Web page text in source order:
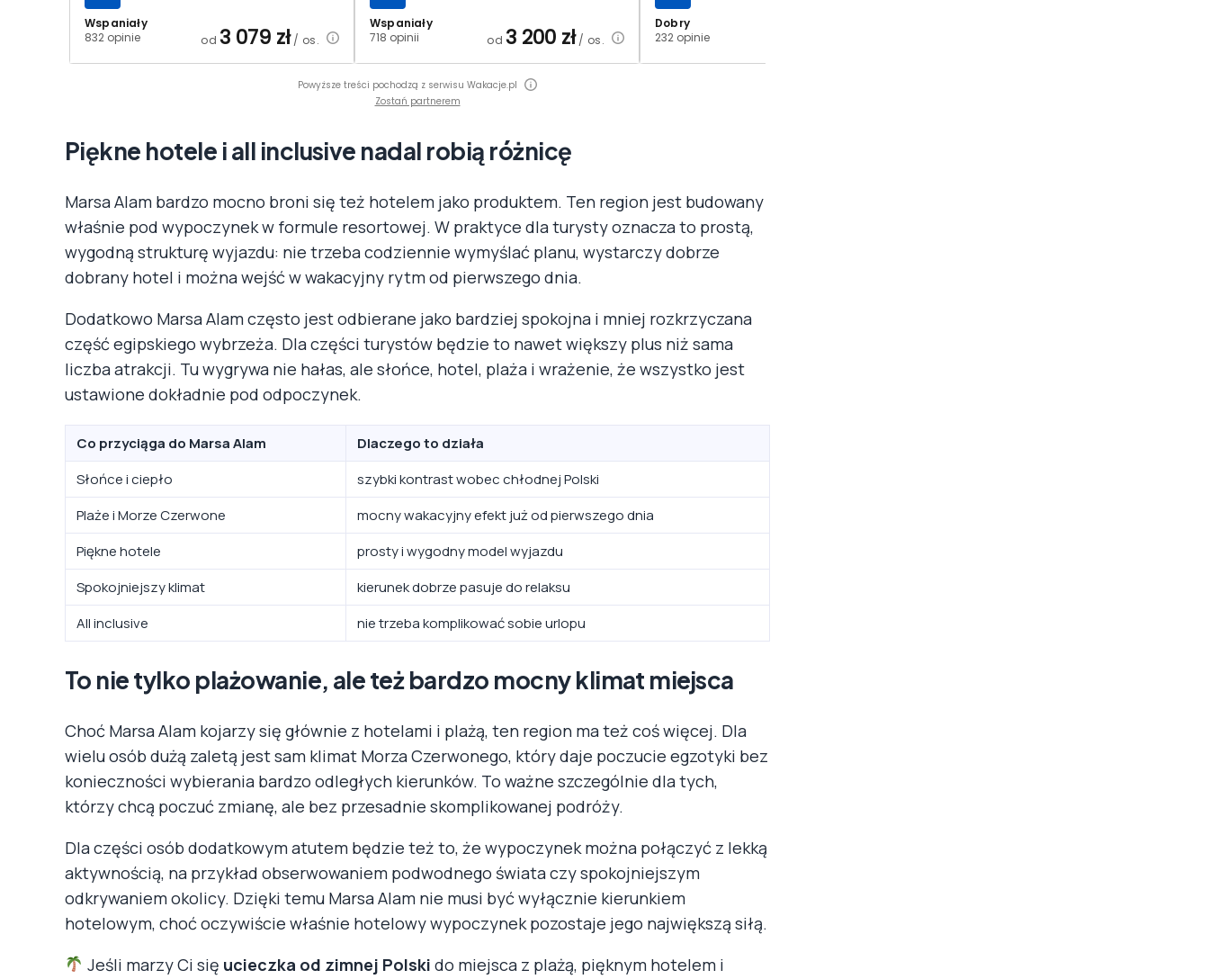
Wspaniały
832 opinie
od 3 079 zł/ os.
Wspaniały
718 opinii
od 3 200 zł/ os.
Dobry
232 opinie
Powyższe treści pochodzą z serwisu Wakacje.pl
Zostań partnerem
Piękne hotele i all inclusive nadal robią różnicę
Marsa Alam bardzo mocno broni się też hotelem jako produktem. Ten region jest budowany
właśnie pod wypoczynek w formule resortowej. W praktyce dla turysty oznacza to prostą,
wygodną strukturę wyjazdu: nie trzeba codziennie wymyślać planu, wystarczy dobrze
dobrany hotel i można wejść w wakacyjny rytm od pierwszego dnia.
Dodatkowo Marsa Alam często jest odbierane jako bardziej spokojna i mniej rozkrzyczana
część egipskiego wybrzeża. Dla części turystów będzie to nawet większy plus niż sama
liczba atrakcji. Tu wygrywa nie hałas, ale słońce, hotel, plaża i wrażenie, że wszystko jest
ustawione dokładnie pod odpoczynek.
Co przyciąga do Marsa Alam
Dlaczego to działa
Słońce i ciepło
szybki kontrast wobec chłodnej Polski
Plaże i Morze Czerwone
mocny wakacyjny efekt już od pierwszego dnia
Piękne hotele
prosty i wygodny model wyjazdu
Spokojniejszy klimat
kierunek dobrze pasuje do relaksu
All inclusive
nie trzeba komplikować sobie urlopu
To nie tylko plażowanie, ale też bardzo mocny klimat miejsca
Choć Marsa Alam kojarzy się głównie z hotelami i plażą, ten region ma też coś więcej. Dla
wielu osób dużą zaletą jest sam klimat Morza Czerwonego, który daje poczucie egzotyki bez
konieczności wybierania bardzo odległych kierunków. To ważne szczególnie dla tych,
którzy chcą poczuć zmianę, ale bez przesadnie skomplikowanej podróży.
Dla części osób dodatkowym atutem będzie też to, że wypoczynek można połączyć z lekką
aktywnością, na przykład obserwowaniem podwodnego świata czy spokojniejszym
odkrywaniem okolicy. Dzięki temu Marsa Alam nie musi być wyłącznie kierunkiem
hotelowym, choć oczywiście właśnie hotelowy wypoczynek pozostaje jego największą siłą.
Jeśli marzy Ci się ucieczka od zimnej Polski do miejsca z plażą, pięknym hotelem i